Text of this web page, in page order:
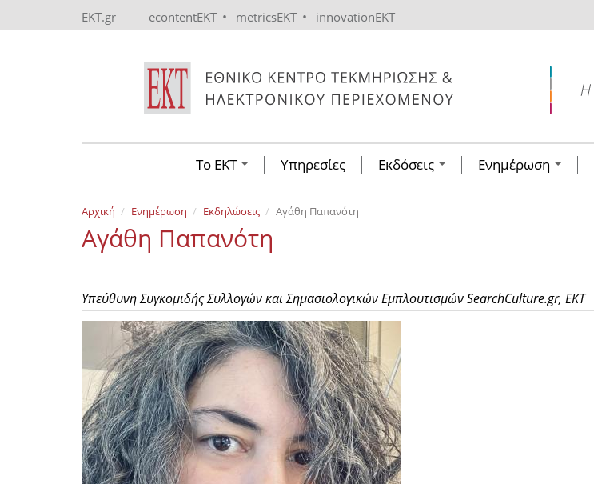
EKT.gr econtentEKT • metricsEKT • innovationEKT
Το ΕΚΤ Υπηρεσίες Εκδόσεις Ενημέρωση
Αρχική Ενημέρωση Εκδηλώσεις Αγάθη Παπανότη
Αγάθη Παπανότη
Υπεύθυνη Συγκομιδής Συλλογών και Σημασιολογικών Εμπλουτισμών SearchCulture.gr, ΕΚΤ